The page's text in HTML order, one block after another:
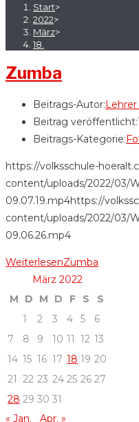
Start>
2022>
März>
18.
Zumba
Beitrags-Autor:
Beitrag veröffentlicht:
Beitrags-Kategorie:
https://volksschule-
content/uploads/2022/03/
09.07.19.mp4https://
content/uploads/2022/03/
09.06.26.mp4
WeiterlesenZumba
März 2022
M
D M D F S
S
1
2 3 4 5
6
7
8 9 10 11 12 13
14 15 16 17 18 19 20
21 22 23 24 25 26 27
28 29 30 31
« Jan.
Apr. »